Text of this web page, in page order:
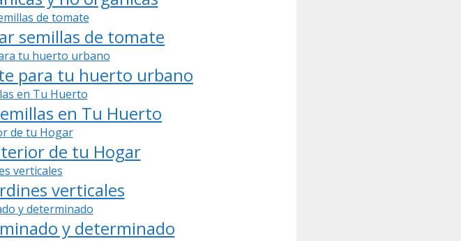
semillas de tomate
para tu huerto urbano
en Tu Huerto
de tu Hogar
verticales
y determinado